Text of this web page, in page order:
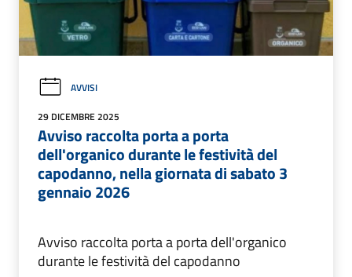
AVVISI
29 DICEMBRE 2025
Avviso raccolta porta a porta
dell'organico durante le festività del
capodanno, nella giornata di sabato 3
gennaio 2026
Avviso raccolta porta a porta dell'organico
durante le festività del capodanno